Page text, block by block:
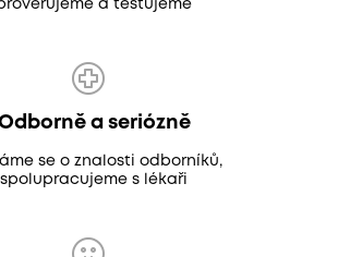
a testujeme
a seriózně
se o znalosti odborníků,
spolupracujeme s lékaři